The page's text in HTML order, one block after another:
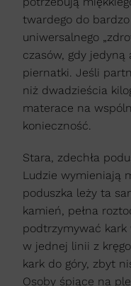
twardego do
uniwersalnego
czasów, gdy jedyną
piernatki. Jeśli
niż dwadzieścia
materace na
konieczność.
Stara, zdechła
Ludzie wymieniają
poduszka leży ta
kamień, pełna
podtrzymywać kark
w jednej linii z
kark do góry, zbyt
Osoby śpiące na